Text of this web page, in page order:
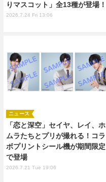
りマスコット」全13種が登場！
2026.7.24 Fri 13:06
「恋と深空」セイヤ、レイ、ホ
ムラたちとプリが撮れる！コラ
ボプリントシール機が期間限定
で登場
ニュース
2026.7.21 Tue 19:06